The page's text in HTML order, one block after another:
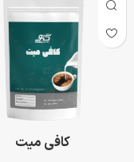
کافی میت